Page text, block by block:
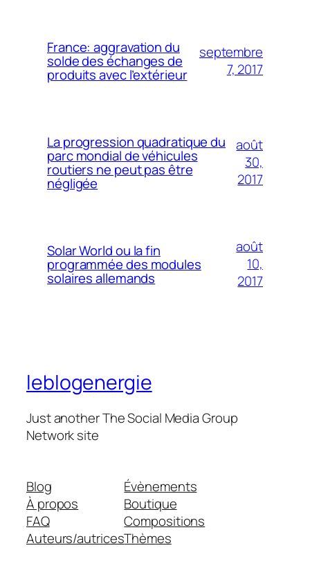
France: aggravation du
solde des échanges de
produits avec l’extérieur
septembre
7, 2017
La progression quadratique du
parc mondial de véhicules
routiers ne peut pas être
négligée
août
30,
2017
Solar World ou la fin
programmée des modules
solaires allemands
août
10,
2017
leblogenergie
Just another The Social Media Group
Network site
Blog
À propos
FAQ
Auteurs/autrices
Évènements
Boutique
Compositions
Thèmes